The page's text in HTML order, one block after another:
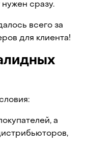
сразу.
всего за
для клиента!
а